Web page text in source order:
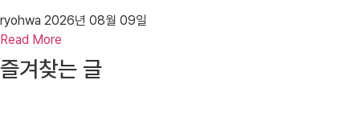
ryohwa 2026년 08월 09일
Read More
즐겨찾는 글